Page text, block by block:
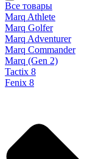
Все товары
Marq Athlete
Marq Golfer
Marq Adventurer
Marq Commander
Marq (Gen 2)
Tactix 8
Fenix 8